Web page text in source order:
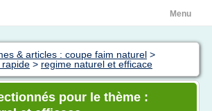
Menu
& articles : coupe faim naturel >
rapide > regime naturel et efficace
pour le thème :